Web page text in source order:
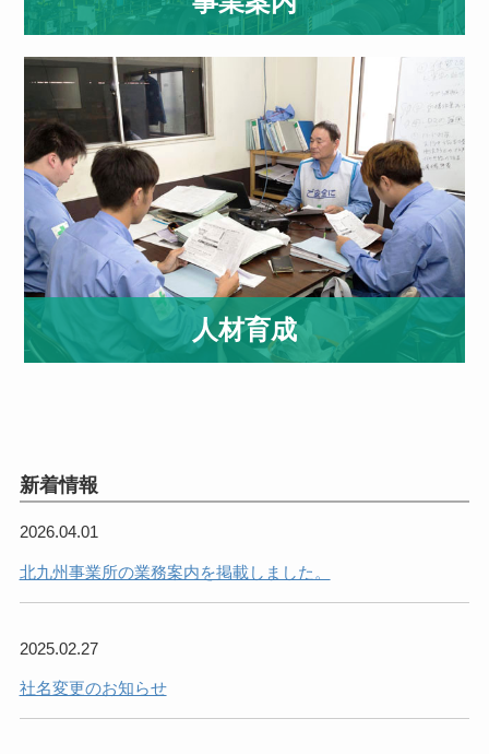
人材育成
新着情報
2026.04.01
北九州事業所の業務案内を掲載しました。
2025.02.27
社名変更のお知らせ